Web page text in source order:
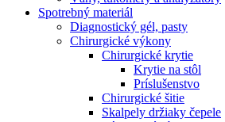
Spotrebný materiál
Diagnostický gél, pasty
Chirurgické výkony
Chirurgické krytie
Krytie na stôl
Príslušenstvo
Chirurgické šitie
Skalpely držiaky čepele